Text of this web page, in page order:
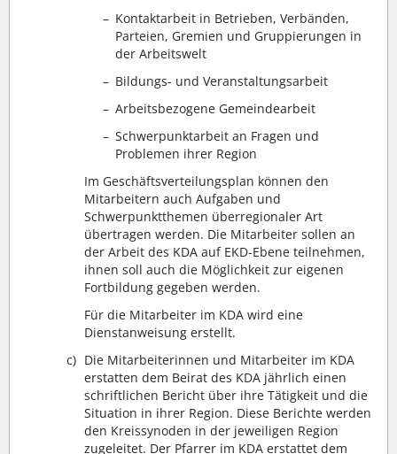
– Kontaktarbeit in Betrieben, Verbänden,
Parteien, Gremien und Gruppierungen in
der Arbeitswelt
– Bildungs- und Veranstaltungsarbeit
– Arbeitsbezogene Gemeindearbeit
– Schwerpunktarbeit an Fragen und
Problemen ihrer Region
Im Geschäftsverteilungsplan können den
Mitarbeitern auch Aufgaben und
Schwerpunktthemen überregionaler Art
übertragen werden. Die Mitarbeiter sollen an
der Arbeit des KDA auf EKD-Ebene teilnehmen,
ihnen soll auch die Möglichkeit zur eigenen
Fortbildung gegeben werden.
Für die Mitarbeiter im KDA wird eine
Dienstanweisung erstellt.
c) Die Mitarbeiterinnen und Mitarbeiter im KDA
erstatten dem Beirat des KDA jährlich einen
schriftlichen Bericht über ihre Tätigkeit und die
Situation in ihrer Region. Diese Berichte werden
den Kreissynoden in der jeweiligen Region
zugeleitet. Der Pfarrer im KDA erstattet dem